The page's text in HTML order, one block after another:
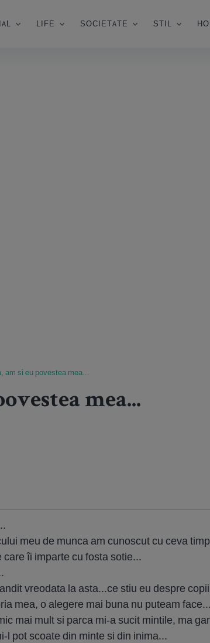
LIFE SOCIETATE STIL
am si eu povestea mea...
mea...
meu de munca am cunoscut cu ceva
îi imparte cu fosta sotie...
vreodata la asta...ce stiu eu despre
mea, o alegere mai buna nu puteam
mai mult si parca mi-a sucit mintile, ma
l pot scoate din minte si din inima...